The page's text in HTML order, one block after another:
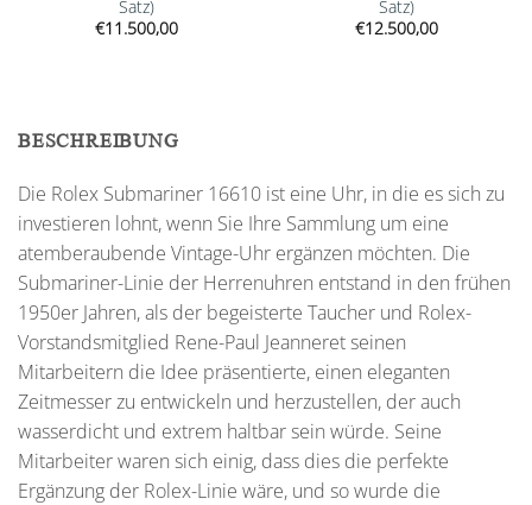
Satz)
€11.500,00
Satz)
€12.500,00
BESCHREIBUNG
Die Rolex Submariner 16610 ist eine Uhr, in die es sich zu
investieren lohnt, wenn Sie Ihre Sammlung um eine
atemberaubende Vintage-Uhr ergänzen möchten. Die
Submariner-Linie der Herrenuhren entstand in den frühen
1950er Jahren, als der begeisterte Taucher und Rolex-
Vorstandsmitglied Rene-Paul Jeanneret seinen
Mitarbeitern die Idee präsentierte, einen eleganten
Zeitmesser zu entwickeln und herzustellen, der auch
wasserdicht und extrem haltbar sein würde. Seine
Mitarbeiter waren sich einig, dass dies die perfekte
Ergänzung der Rolex-Linie wäre, und so wurde die